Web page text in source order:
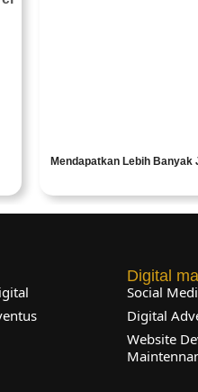
Mendapatkan Lebih Banyak
Digital
Social
Digital
Website